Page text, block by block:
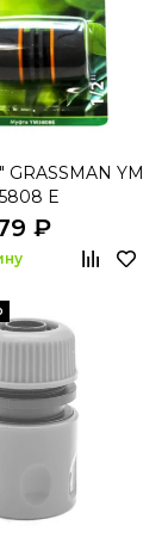
GRASSMAN YM
5808 E
₽